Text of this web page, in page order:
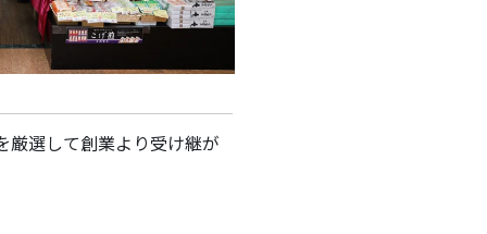
厳選して創業より受け継が